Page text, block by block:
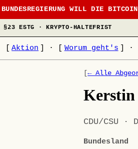
BUNDESREGIERUNG WILL DIE
§23 ESTG · KRYPTO-HALTEFRIST
Aktion · Worum geht's ·
[← Alle
Kerstin
CDU/CSU ·
Bundesland